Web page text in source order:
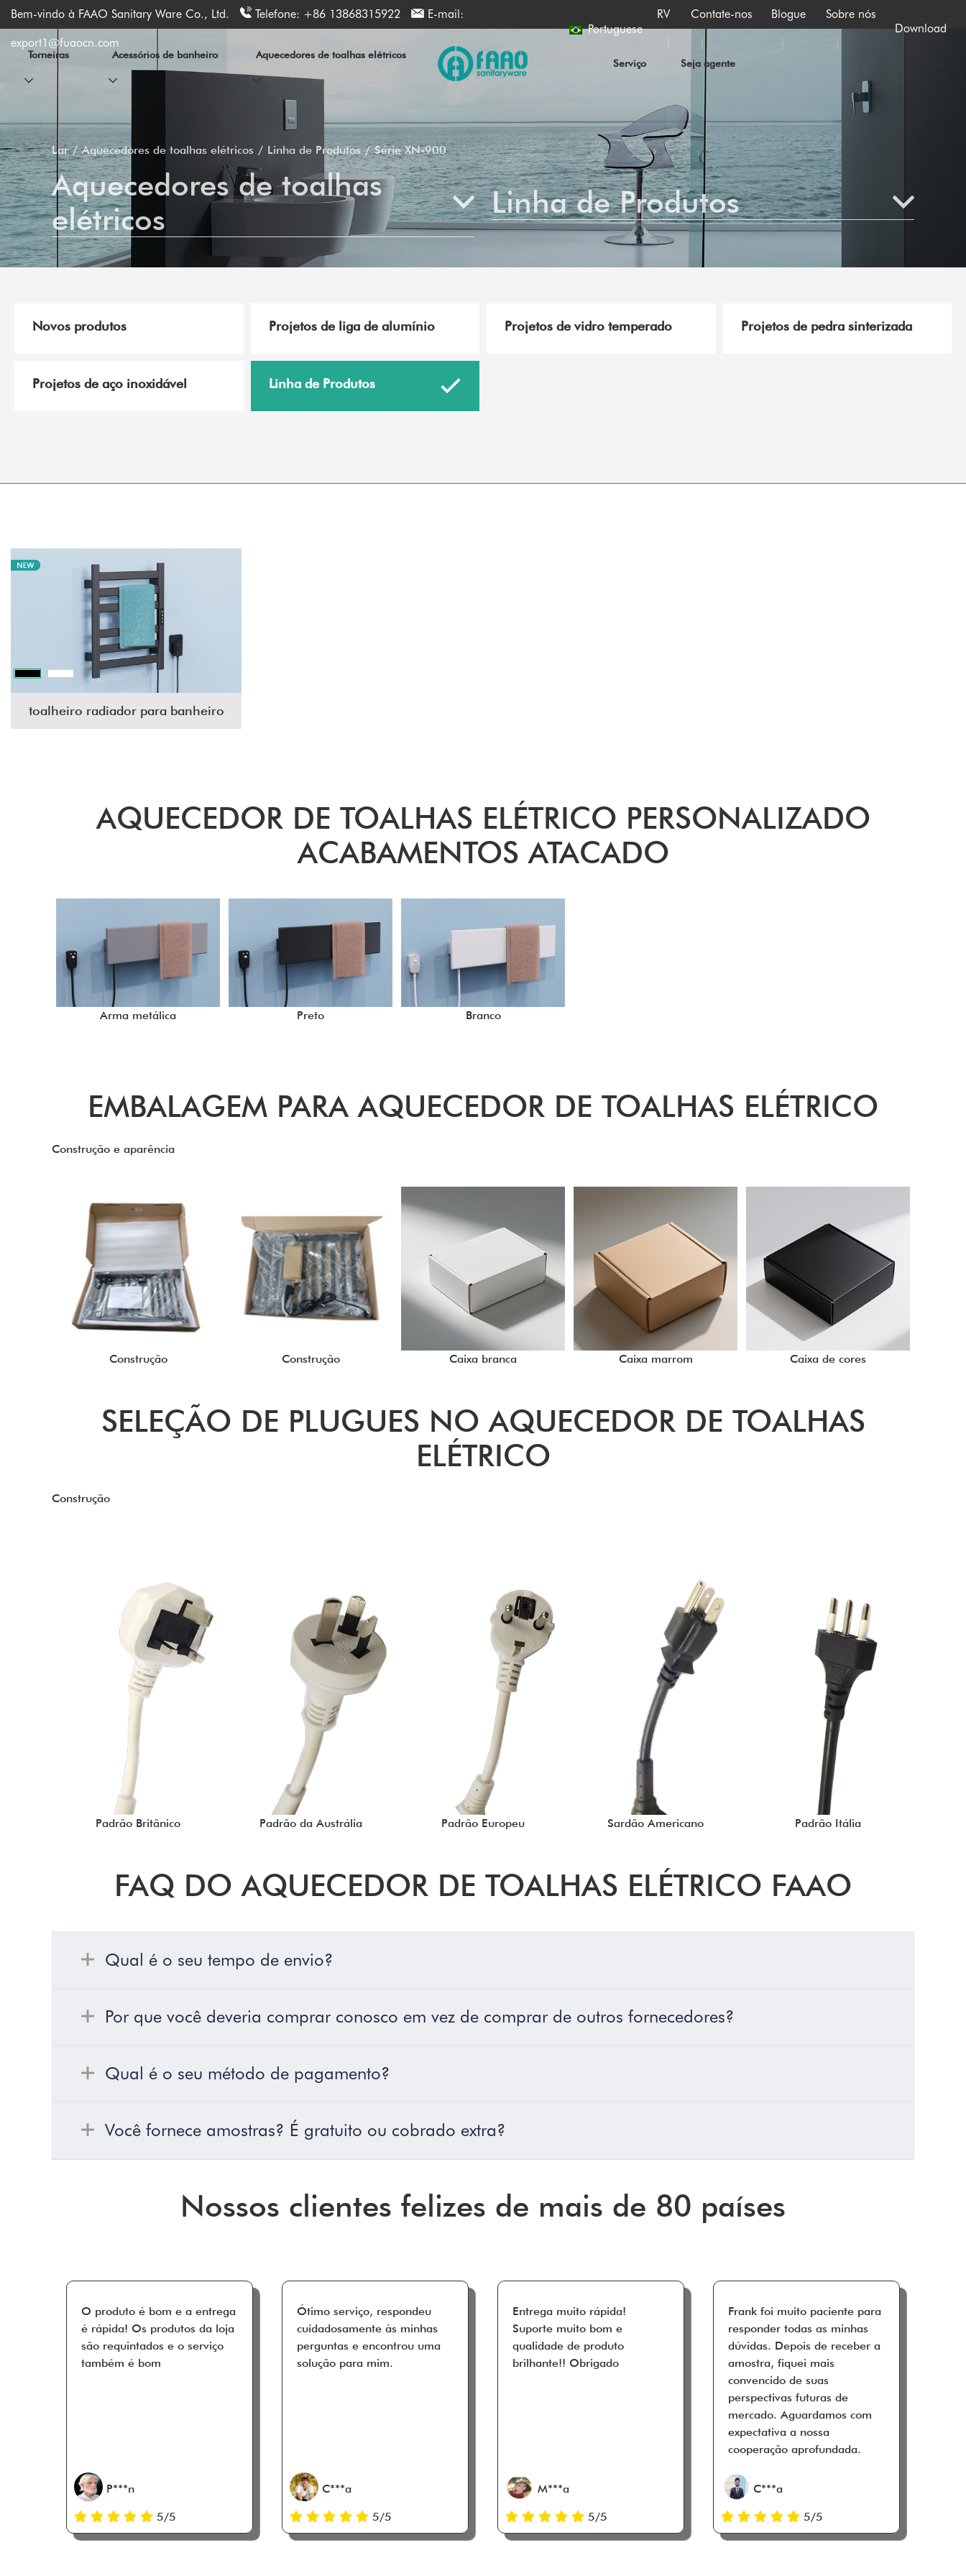
Bem-vindo à FAAO Sanitary Ware Co., Ltd. Telefone: +86 13868315922 E-mail:
export1@fuaocn.com
Portuguese
RV Contate-nos Blogue
Sobre nós
Download
Torneiras Acessórios de banheiro Aquecedores de toalhas elétricos
Serviço Seja agente
Lar Aquecedores de toalhas elétricos Linha de Produtos Série XN-900
Aquecedores de toalhas
elétricos
Linha de Produtos
Novos produtos Projetos de liga de alumínio Projetos de vidro temperado Projetos de pedra sinterizada
Projetos de aço inoxidável Linha de Produtos
toalheiro radiador para banheiro
AQUECEDOR DE TOALHAS ELÉTRICO PERSONALIZADO
ACABAMENTOS ATACADO
Arma metálica Preto Branco
EMBALAGEM PARA AQUECEDOR DE TOALHAS ELÉTRICO
Construção e aparência
Construção Construção Caixa branca Caixa marrom Caixa de cores
SELEÇÃO DE PLUGUES NO AQUECEDOR DE TOALHAS
ELÉTRICO
Construção
Padrão Britânico Padrão da Austrália Padrão Europeu Sardão Americano Padrão Itália
FAQ DO AQUECEDOR DE TOALHAS ELÉTRICO FAAO
Qual é o seu tempo de envio?
Por que você deveria comprar conosco em vez de comprar de outros fornecedores?
Qual é o seu método de pagamento?
Você fornece amostras? É gratuito ou cobrado extra?
Nossos clientes felizes de mais de 80 países
O produto é bom e a entrega
é rápida! Os produtos da loja
são requintados e o serviço
também é bom
P***n
5/5
Ótimo serviço, respondeu
cuidadosamente às minhas
perguntas e encontrou uma
solução para mim.
C***a
5/5
Entrega muito rápida!
Suporte muito bom e
qualidade de produto
brilhante!! Obrigado
M***a
5/5
Frank foi muito paciente para
responder todas as minhas
dúvidas. Depois de receber a
amostra, fiquei mais
convencido de suas
perspectivas futuras de
mercado. Aguardamos com
expectativa a nossa
cooperação aprofundada.
C***a
5/5